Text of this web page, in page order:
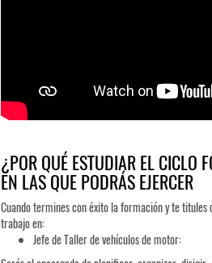
¿POR QUÉ ESTUDIAR EL CICLO
EN LAS QUE PODRÁS EJERCER
Cuando termines con éxito la formación y te
trabajo en:
Jefe de Taller de vehículos de motor: